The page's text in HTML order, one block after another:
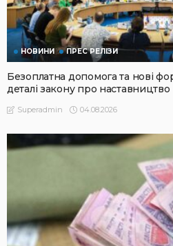
НОВИНИ ПРЕС РЕЛІЗИ
Безоплатна допомога та нові
деталі закону про наставництво
Superadmin 04.08.2026